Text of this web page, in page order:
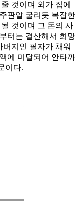
것이며 외가 집에
판알 굴리듯 복잡한
것이며 그 돈의 사
터는 결산해서 희망
지인 필자가 채워
에 미달되어 안타까
이다.